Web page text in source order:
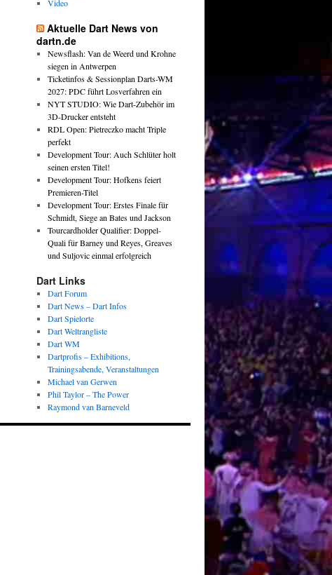
Video
Aktuelle Dart News von
dartn.de
Newsflash: Van de Weerd und Krohne
siegen in Antwerpen
Ticketinfos & Sessionplan Darts-WM
2027: PDC führt Losverfahren ein
NYT STUDIO: Wie Dart-Zubehör im
3D-Drucker entsteht
RDL Open: Pietreczko macht Triple
perfekt
Development Tour: Auch Schlüter holt
seinen ersten Titel!
Development Tour: Hofkens feiert
Premieren-Titel
Development Tour: Erstes Finale für
Schmidt, Siege an Bates und Jackson
Tourcardholder Qualifier: Doppel-
Quali für Barney und Reyes, Greaves
und Suljovic einmal erfolgreich
Dart Links
Dart Forum
Dart News – Dart Infos
Dart Spielorte
Dart Weltrangliste
Dart WM
Dartprofis – Exhibitions,
Trainingsabende, Veranstaltungen
Michael van Gerwen
Phil Taylor – The Power
Raymond van Barneveld